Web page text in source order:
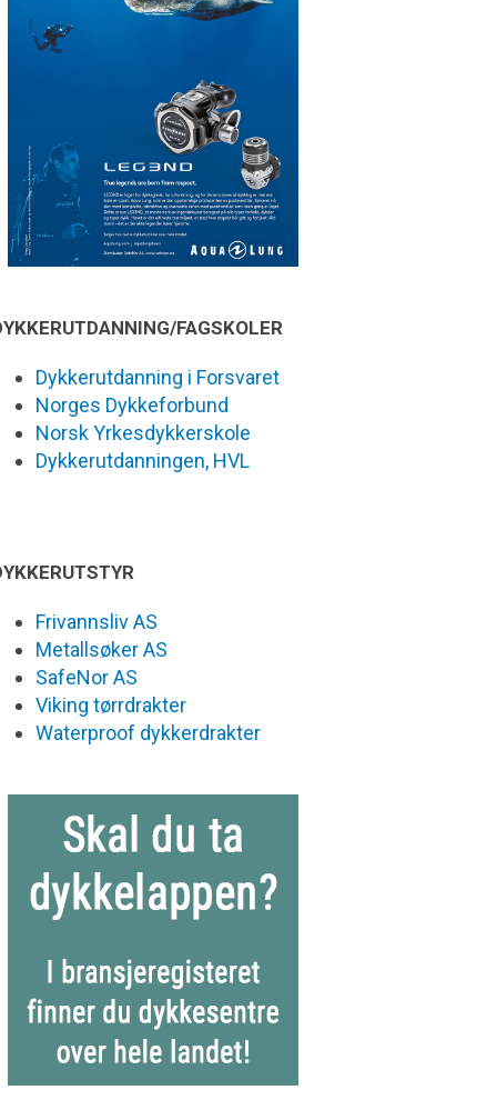
FAGSKOLER
Dykkerutdanning i Forsvaret
Norges Dykkeforbund
Norsk Yrkesdykkerskole
Dykkerutdanningen, HVL
Frivannsliv AS
Metallsøker AS
SafeNor AS
Viking tørrdrakter
Waterproof dykkerdrakter